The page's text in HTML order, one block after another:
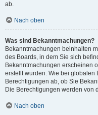
ab.
Nach oben
Was sind Bekanntmachungen?
Bekanntmachungen beinhalten
des Boards, in dem Sie sich
Bekanntmachungen erscheinen
erstellt wurden. Wie bei globalen
Berechtigungen ab, ob Sie
Die Berechtigungen werden von
Nach oben